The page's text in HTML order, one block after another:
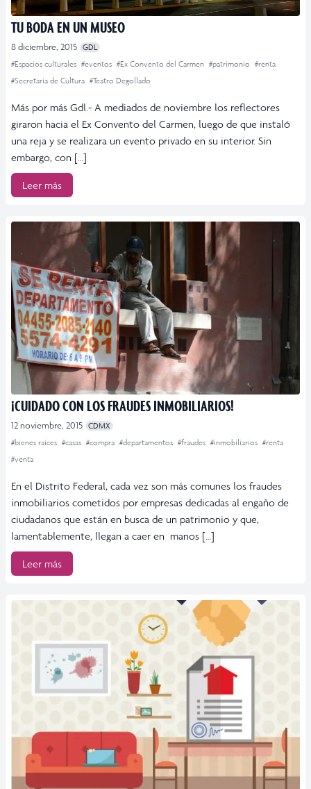
TU BODA EN UN MUSEO
8 diciembre, 2015 GDL
#Espacios culturales #eventos #Ex Convento del Carmen #patrimonio #renta
#Secretaria de Cultura #Teatro Degollado
Más por más Gdl.- A mediados de noviembre los reflectores
giraron hacia el Ex Convento del Carmen, luego de que instaló
una reja y se realizara un evento privado en su interior. Sin
embargo, con […]
Leer más
¡CUIDADO CON LOS FRAUDES INMOBILIARIOS!
12 noviembre, 2015 CDMX
#bienes raíces #casas #compra #departamentos #fraudes #inmobiliarios #renta
#venta
En el Distrito Federal, cada vez son más comunes los fraudes
inmobiliarios cometidos por empresas dedicadas al engaño de
ciudadanos que están en busca de un patrimonio y que,
lamentablemente, llegan a caer en manos […]
Leer más